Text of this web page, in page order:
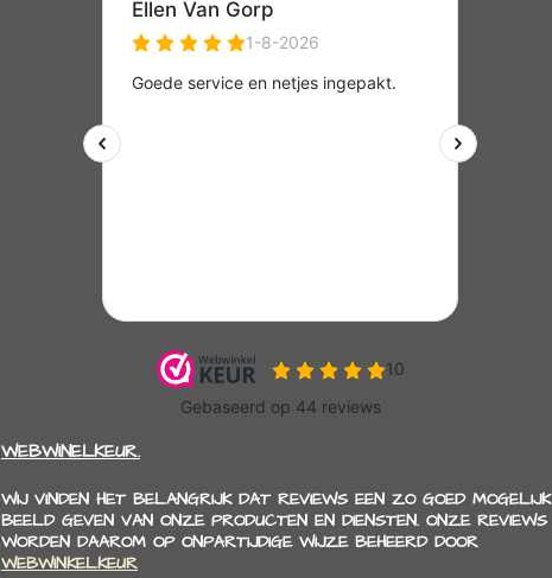
WEBWINELKEUR.
WIJ VINDEN HET BELANGRIJK DAT REVIEWS EEN ZO GOED MOGELIJK
BEELD GEVEN VAN ONZE PRODUCTEN EN DIENSTEN. ONZE REVIEWS
WORDEN DAAROM OP ONPARTIJDIGE WIJZE BEHEERD DOOR
WEBWINKELKEUR